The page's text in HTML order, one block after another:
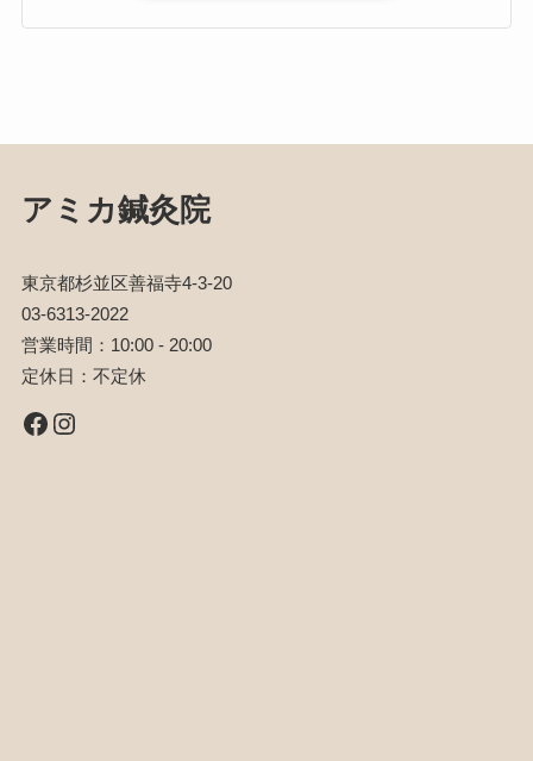
アミカ鍼灸院
東京都杉並区善福寺4-3-20
03-6313-2022
営業時間：10:00 - 20:00
定休日：不定休
Facebook
Instagram